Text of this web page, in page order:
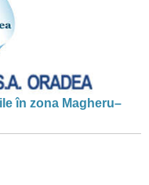
în zona Magheru–